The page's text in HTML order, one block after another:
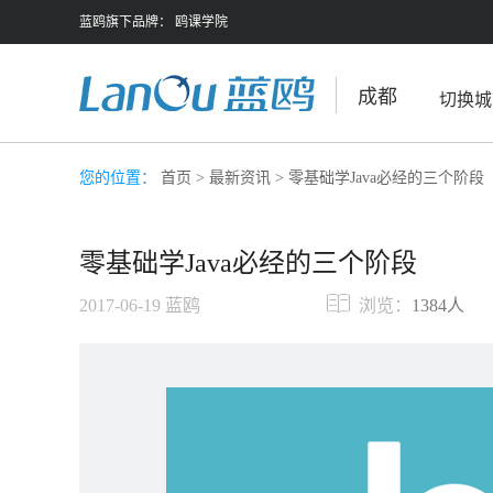
蓝鸥旗下品牌： 鸥课学院
成都 切换
您的位置： 首页 > 最新资讯 > 零基础学Java必经的三个阶段
零基础学Java必经的三个阶段
2017-06-19 蓝鸥 1384人
浏览：